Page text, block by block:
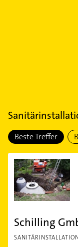
Beste Treffer
Schilling